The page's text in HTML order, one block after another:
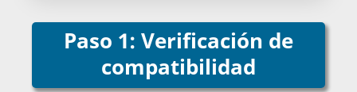
Paso 1: Verificación de
compatibilidad